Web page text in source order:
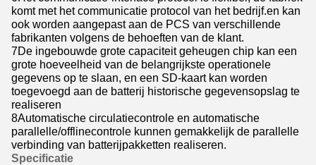
komt met het communicatie protocol van het bedrijf.en kan
ook worden aangepast aan de PCS van verschillende
fabrikanten volgens de behoeften van de klant.
7De ingebouwde grote capaciteit geheugen chip kan een
grote hoeveelheid van de belangrijkste operationele
gegevens op te slaan, en een SD-kaart kan worden
toegevoegd aan de batterij historische gegevensopslag te
realiseren
8Automatische circulatiecontrole en automatische
parallelle/offlinecontrole kunnen gemakkelijk de parallelle
verbinding van batterijpakketten realiseren.
Specificatie